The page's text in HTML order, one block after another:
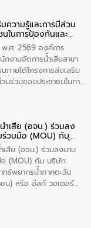
สยั่งยืน” ได้บรรยายให้
ดการน้ำเสียและการใช้
เรียนโรงเรียนวัดบ่อ
ลนครปากเกร็ด อำเภอ
นนทบุรี จำนวน 30 คน
ความรู้และการมีส่วน
นในการป้องกันและ
ยอย่างยั่งยืน
.ศ. 2569 องค์การ
กงานจัดการน้ำเสียสาขา
ภายใต้โครงการส่งเสริม
นร่วมของประชาชนในการ
หาน้ำเสียอย่างยั่งยืน
ดน้ำเสียเบื้องต้น ให้กับ
ศึกษาปีที่ 5 โรงเรียน
ประชานุกูล) จำนวน 30
ำเสีย (อจน.) ร่วมลง
วมมือ (MOU) กับ
ะพัฒนาทรัพยากรน้ำ
กัด (มหาชน) หรือ อีส
เสีย (อจน.) ร่วมลงนาม
อ (MOU) กับ บริษัท
รัพยากรน้ำภาคตะวัน
น) หรือ อีสท์ วอเตอร์
สิงหาคม 2569 ณ ห้อง